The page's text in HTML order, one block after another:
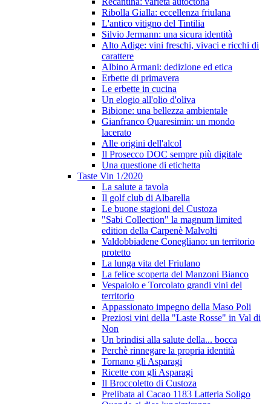
Ribolla Gialla: eccellenza friulana
L'antico vitigno del Tintilia
Silvio Jermann: una sicura identità
Alto Adige: vini freschi, vivaci e ricchi di
carattere
Albino Armani: dedizione ed etica
Erbette di primavera
Le erbette in cucina
Un elogio all'olio d'oliva
Bibione: una bellezza ambientale
Gianfranco Quaresimin: un mondo
lacerato
Alle origini dell'alcol
Il Prosecco DOC sempre più digitale
Una questione di etichetta
Taste Vin 1/2020
La salute a tavola
Il golf club di Albarella
Le buone stagioni del Custoza
"Sabi Collection" la magnum limited
edition della Carpenè Malvolti
Valdobbiadene Conegliano: un territorio
protetto
La lunga vita del Friulano
La felice scoperta del Manzoni Bianco
Vespaiolo e Torcolato grandi vini del
territorio
Appassionato impegno della Maso Poli
Preziosi vini della "Laste Rosse" in Val di
Non
Un brindisi alla salute della... bocca
Perchè rinnegare la propria identità
Tornano gli Asparagi
Ricette con gli Asparagi
Il Broccoletto di Custoza
Prelibata al Cacao 1183 Latteria Soligo